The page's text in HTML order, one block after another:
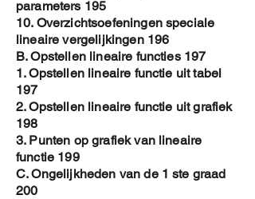
parameters 195
10. Overzichtsoefeningen speciale
lineaire vergelijkingen 196
B. Opstellen lineaire functies 197
1. Opstellen lineaire functie uit tabel
197
2. Opstellen lineaire functie uit grafiek
198
3. Punten op grafiek van lineaire
functie 199
C. Ongelijkheden van de 1 ste graad
200